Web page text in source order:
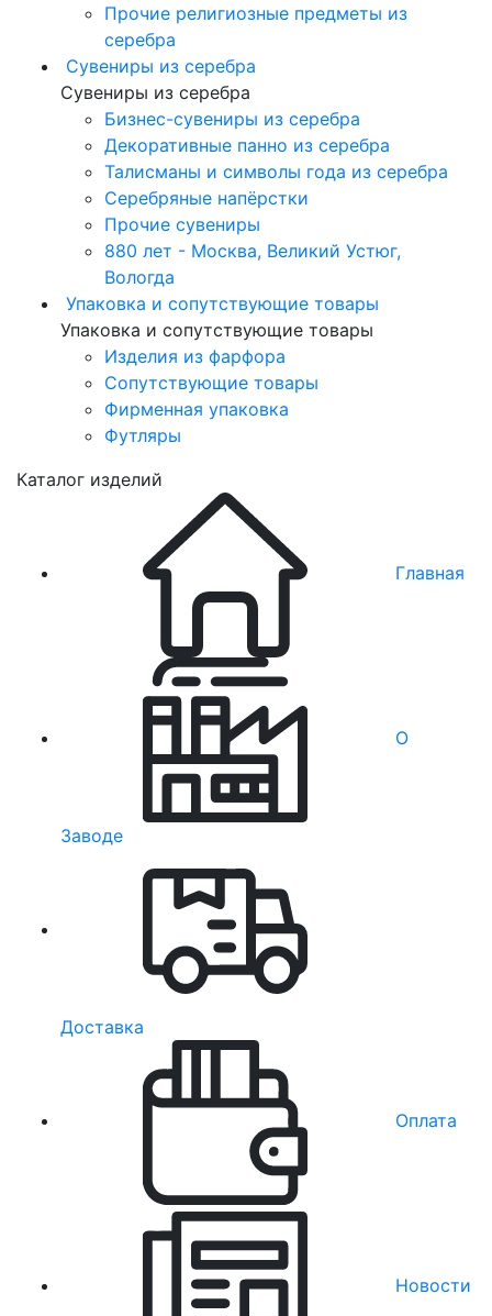
Прочие религиозные предметы из
серебра
Сувениры из серебра
Сувениры из серебра
Бизнес-сувениры из серебра
Декоративные панно из серебра
Талисманы и символы года из серебра
Серебряные напёрстки
Прочие сувениры
880 лет - Москва, Великий Устюг,
Вологда
Упаковка и сопутствующие товары
Упаковка и сопутствующие товары
Изделия из фарфора
Сопутствующие товары
Фирменная упаковка
Футляры
Каталог изделий
Главная
О
Заводе
Доставка
Оплата
Новости